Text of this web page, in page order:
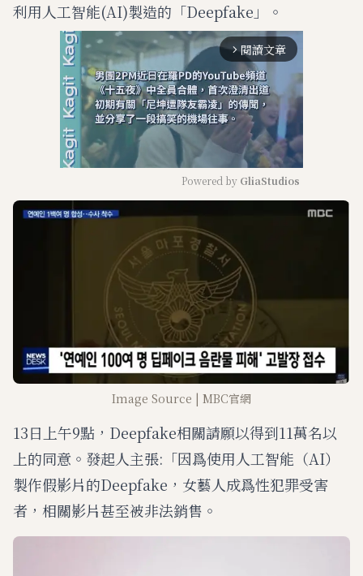
利用人工智能(AI)製造的「Deepfake」。
arrow_forward_ios 閱讀文章
Powered by GliaStudios
Image Source | MBC官網
13日上午9點，Deepfake相關請願以得到11萬名以
上的同意。發起人主張:「因爲使用人工智能（AI）
製作假影片的Deepfake，女藝人成爲性犯罪受害
者，相關影片甚至被非法銷售。